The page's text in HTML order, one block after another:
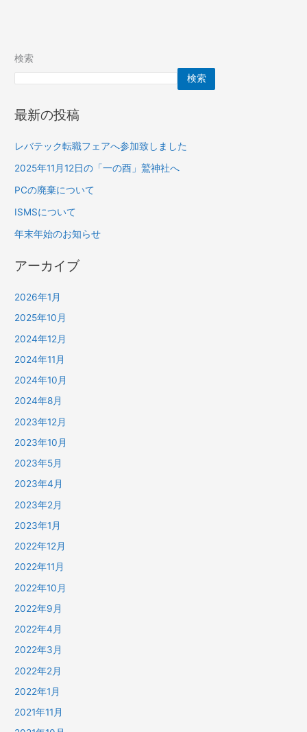
検索
検索
最新の投稿
レバテック転職フェアへ参加致しました
2025年11月12日の「一の酉」鷲神社へ
PCの廃棄について
ISMSについて
年末年始のお知らせ
アーカイブ
2026年1月
2025年10月
2024年12月
2024年11月
2024年10月
2024年8月
2023年12月
2023年10月
2023年5月
2023年4月
2023年2月
2023年1月
2022年12月
2022年11月
2022年10月
2022年9月
2022年4月
2022年3月
2022年2月
2022年1月
2021年11月